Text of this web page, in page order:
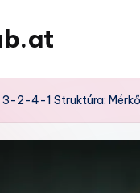
3-2-4-1 Struktúra: